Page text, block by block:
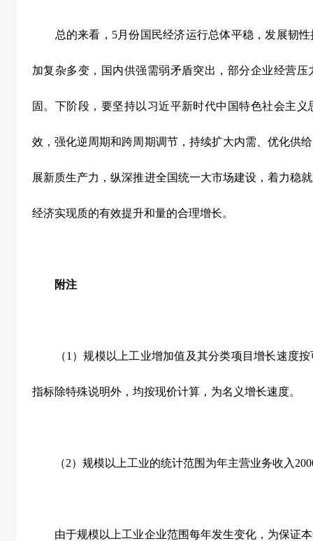
总的来看， 5月份国民经济运行总体平稳，发展韧
加复杂多变，国内供强需弱矛盾突出，部分企业经营
固。下阶段，要坚持以习近平新时代中国特色社会主
效，强化逆周期和跨周期调节，持续扩大内需、优化供
展新质生产力，纵深推进全国统一大市场建设，着力稳
经济实现质的有效提升和量的合理增长。
附注
（1 ）规模以上工业增加值及其分类项目增长速度
指标除特殊说明外，均按现价计算，为名义增长速度。
（2）规模以上工业的统计范围为年主营业务收入
由于规模以上工业企业范围每年发生变化，为保证本